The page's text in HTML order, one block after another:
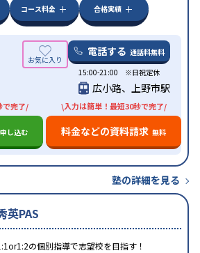
コース料金 合格実績
電話する 通話料無料
15:00-21:00 ※日祝定休
広小路、上野市駅
で完了/
し込む
\入力は簡単！最短30秒で完了/
料金などの資料請求 無料
塾の詳細を見る
英PAS
の個別指導で志望校を目指す！